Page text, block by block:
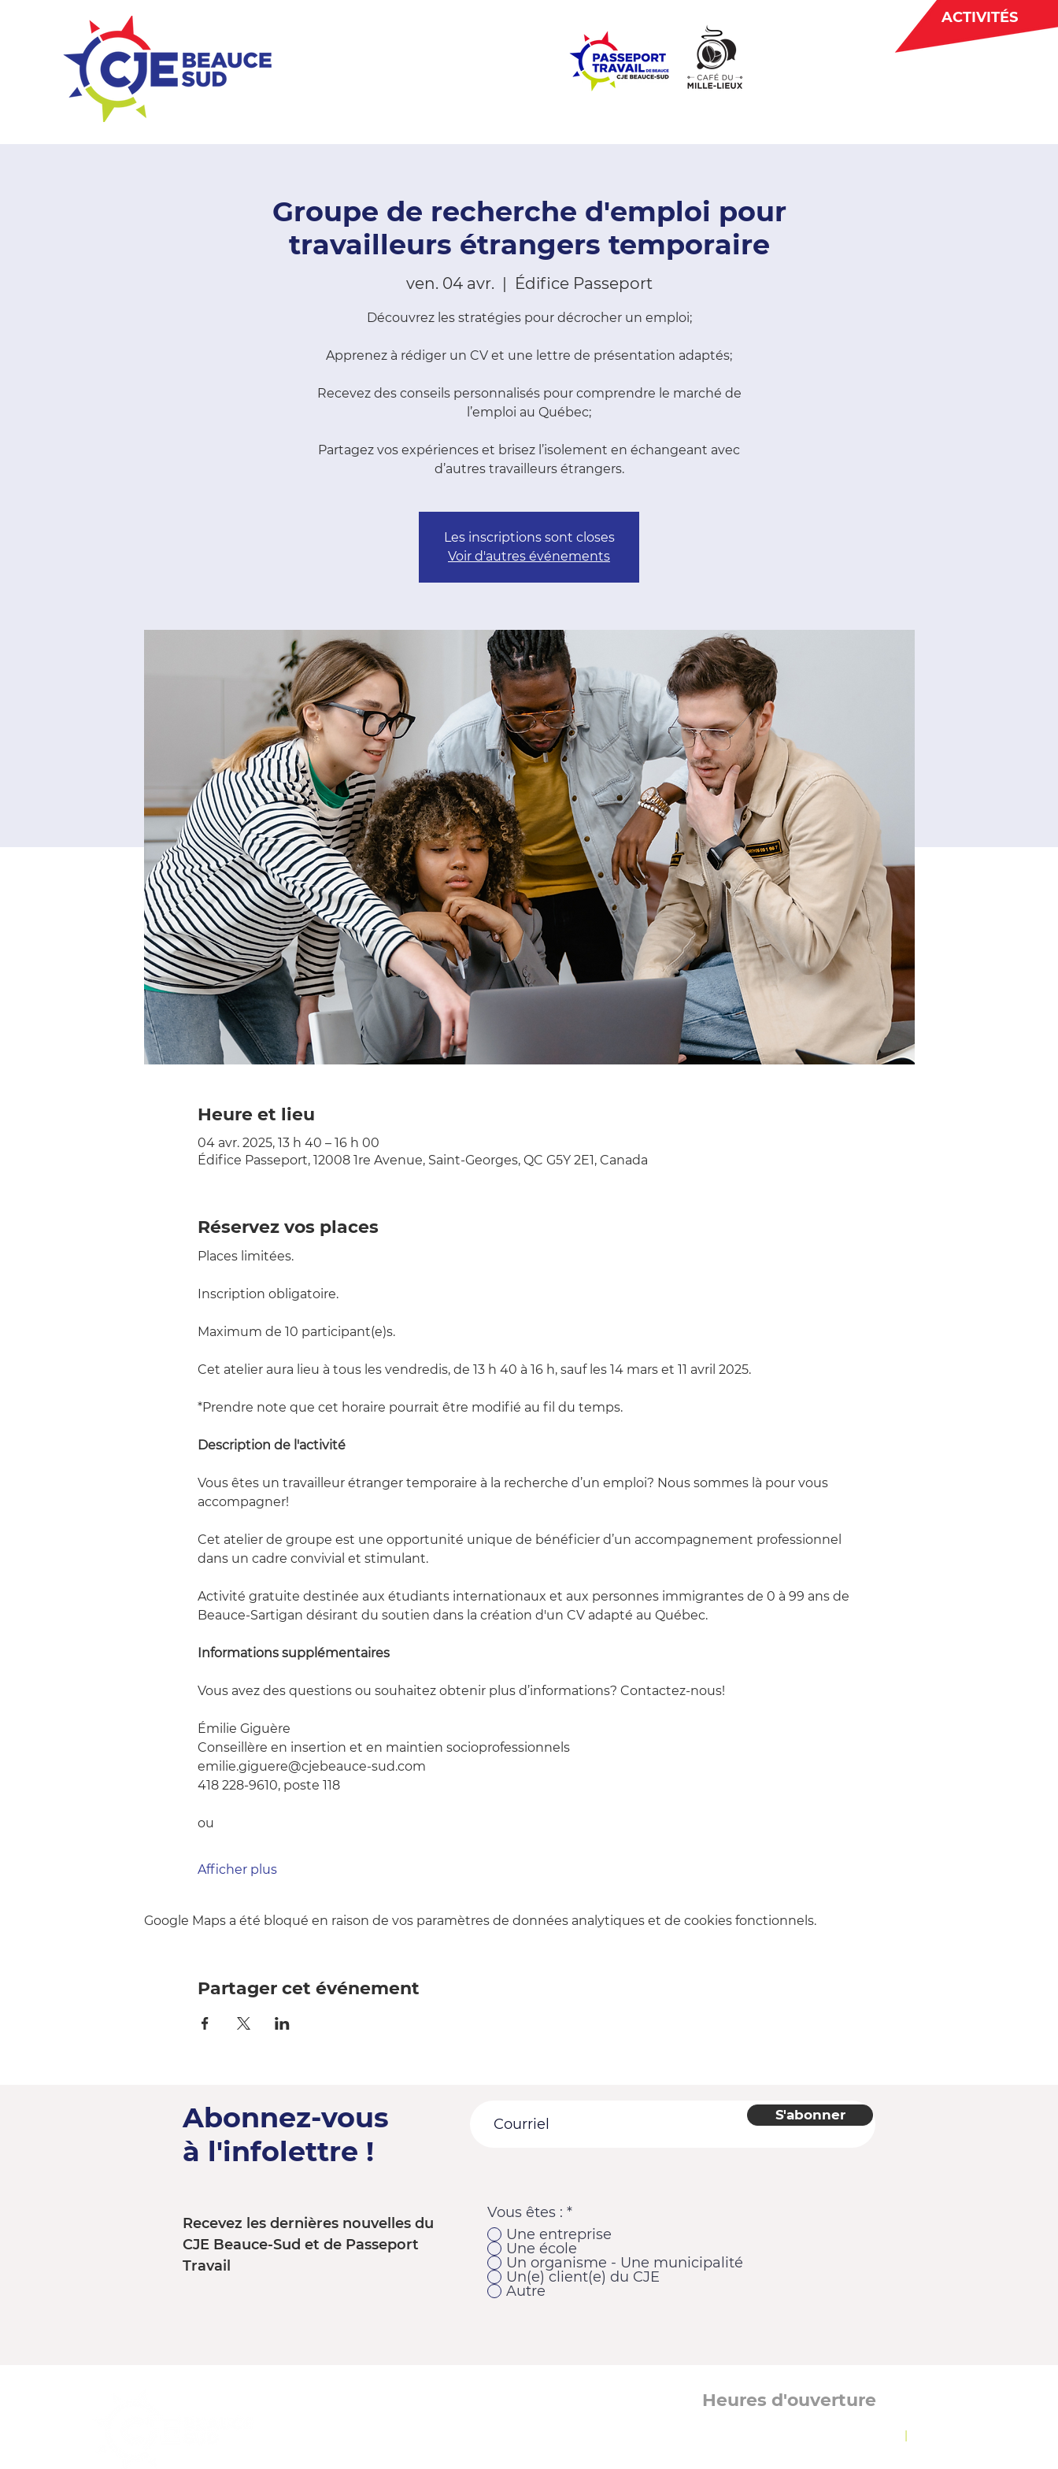
ACTIVITÉS
Groupe de recherche d'emploi pour
travailleurs étrangers temporaire
ven. 04 avr.
  |
Édifice Passeport
Découvrez les stratégies pour décrocher un emploi;
Apprenez à rédiger un CV et une lettre de présentation adaptés;
Recevez des conseils personnalisés pour comprendre le marché de
l’emploi au Québec;
Partagez vos expériences et brisez l’isolement en échangeant avec
d’autres travailleurs étrangers.
Les inscriptions sont closes
Voir d'autres événements
Heure et lieu
04 avr. 2025, 13 h 40 – 16 h 00
Édifice Passeport, 12008 1re Avenue, Saint-Georges, QC G5Y 2E1, Canada
Réservez vos places
Places limitées.
Inscription obligatoire.
Maximum de 10 participant(e)s.
Cet atelier aura lieu à tous les vendredis, de 13 h 40 à 16 h, sauf les 14 mars et 11 avril 2025.
*Prendre note que cet horaire pourrait être modifié au fil du temps.
Description de l'activité
Vous êtes un travailleur étranger temporaire à la recherche d’un emploi? Nous sommes là pour vous
accompagner!
Cet atelier de groupe est une opportunité unique de bénéficier d’un accompagnement professionnel
dans un cadre convivial et stimulant.
Activité gratuite destinée aux étudiants internationaux et aux personnes immigrantes de 0 à 99 ans de
Beauce-Sartigan désirant du soutien dans la création d'un CV adapté au Québec.
Informations supplémentaires
Vous avez des questions ou souhaitez obtenir plus d’informations? Contactez-nous!
Émilie Giguère
Conseillère en insertion et en maintien socioprofessionnels
emilie.giguere@cjebeauce-sud.com
418 228-9610, poste 118
ou
Afficher plus
Google Maps a été bloqué en raison de vos paramètres de données analytiques et de cookies fonctionnels.
Partager cet événement
Abonnez-vous
à l'infolettre !
Recevez les dernières nouvelles du
CJE Beauce-Sud et de Passeport
Travail
S'abonner
Vous êtes : *
Une entreprise
Une école
Un organisme - Une municipalité
Un(e) client(e) du CJE
Autre
Heures d'ouverture
|